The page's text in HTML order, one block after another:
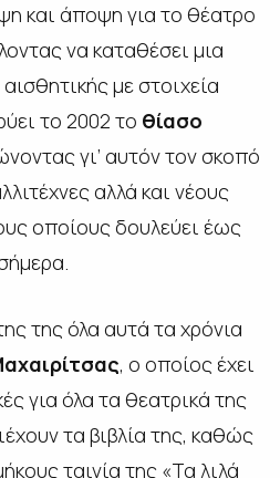
και άποψη για το θέατρο
να καταθέσει μια
με στοιχεία
το 2002 το θίασο
γι’ αυτόν τον σκοπό
αλλά και νέους
οποίους δουλεύει έως
της όλα αυτά τα χρόνια
, ο οποίος έχει
για όλα τα θεατρικά της
τα βιβλία της, καθώς
ταινία της «Τα λιλά